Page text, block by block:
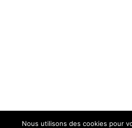
Nous utilisons des cookies pour